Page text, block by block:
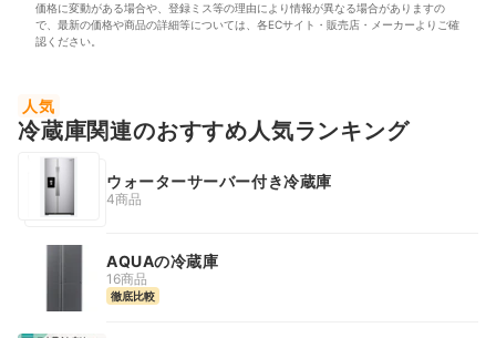
価格に変動がある場合や、登録ミス等の理由により情報が異なる場合がありますの
で、最新の価格や商品の詳細等については、各ECサイト・販売店・メーカーよりご確
認ください。
人気
冷蔵庫関連のおすすめ人気ランキング
ウォーターサーバー付き冷蔵庫
4商品
AQUAの冷蔵庫
16商品
徹底比較